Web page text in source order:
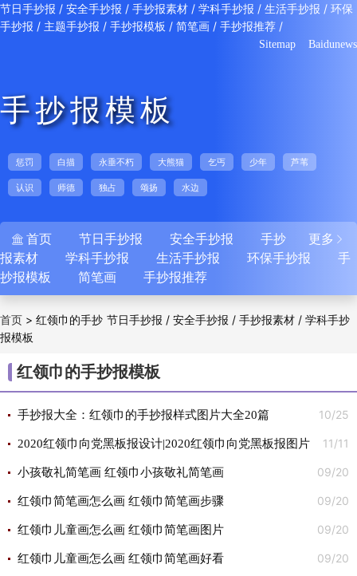
节日手抄报 / 安全手抄报 / 手抄报素材 / 学科手抄报 / 生活手抄报 / 环保
手抄报 / 主题手抄报 / 手抄报模板 / 简笔画 / 手抄报推荐 /
Sitemap Baidunews
手抄报模板
惩罚 白描 永垂不朽 大熊猫 乞丐 少年 芦苇
认识 师德 独占 颂扬 水边
更多 
 首页 节日手抄报 安全手抄报
手抄
报素材
学科手抄报 生活手抄报 环保手抄报
手
抄报模板
简笔画 手抄报推荐
节日手抄报 /安全手抄报 /手抄报素材 /学科手抄
首页 > 红领巾的手抄
报模板
红领巾的手抄报模板
10/25
手抄报大全：红领巾的手抄报样式图片大全20篇
11/11
2020红领巾向党黑板报设计|2020红领巾向党黑板报图片
09/20
小孩敬礼简笔画 红领巾小孩敬礼简笔画
09/20
红领巾简笔画怎么画 红领巾简笔画步骤
09/20
红领巾儿童画怎么画 红领巾简笔画图片
09/20
红领巾儿童画怎么画 红领巾简笔画好看